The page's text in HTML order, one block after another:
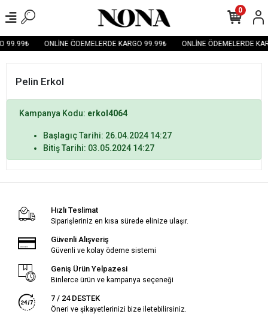
99.99₺ ONLİNE ÖDEMELERDE KARGO 99.99₺ ONLİNE ÖDEMELERDE
0
Pelin Erkol
Kampanya Kodu: erkol4064
Başlagıç Tarihi: 26.04.2024 14:27
Bitiş Tarihi: 03.05.2024 14:27
Hızlı Teslimat
Siparişleriniz en kısa sürede elinize ulaşır.
Güvenli Alışveriş
Güvenli ve kolay ödeme sistemi
Geniş Ürün Yelpazesi
Binlerce ürün ve kampanya seçeneği
7 / 24 DESTEK
Öneri ve şikayetlerinizi bize iletebilirsiniz.